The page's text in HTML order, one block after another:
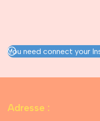
You need connect your
Adresse :